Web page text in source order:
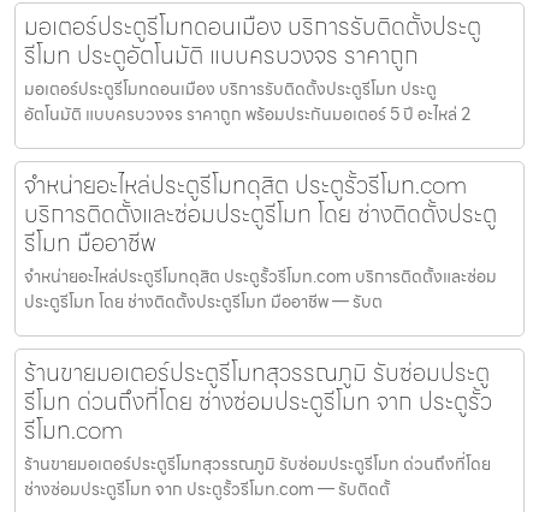
มอเตอร์ประตูรีโมทดอนเมือง บริการรับติดตั้งประตู
รีโมท ประตูอัตโนมัติ แบบครบวงจร ราคาถูก
มอเตอร์ประตูรีโมทดอนเมือง บริการรับติดตั้งประตูรีโมท ประตู
อัตโนมัติ แบบครบวงจร ราคาถูก พร้อมประกันมอเตอร์ 5 ปี อะไหล่ 2
จำหน่ายอะไหล่ประตูรีโมทดุสิต ประตูรั้วรีโมท.com
บริการติดตั้งและซ่อมประตูรีโมท โดย ช่างติดตั้งประตู
รีโมท มืออาชีพ
จำหน่ายอะไหล่ประตูรีโมทดุสิต ประตูรั้วรีโมท.com บริการติดตั้งและซ่อม
ประตูรีโมท โดย ช่างติดตั้งประตูรีโมท มืออาชีพ — รับต
ร้านขายมอเตอร์ประตูรีโมทสุวรรณภูมิ รับซ่อมประตู
รีโมท ด่วนถึงที่โดย ช่างซ่อมประตูรีโมท จาก ประตูรั้ว
รีโมท.com
ร้านขายมอเตอร์ประตูรีโมทสุวรรณภูมิ รับซ่อมประตูรีโมท ด่วนถึงที่โดย
ช่างซ่อมประตูรีโมท จาก ประตูรั้วรีโมท.com — รับติดตั้